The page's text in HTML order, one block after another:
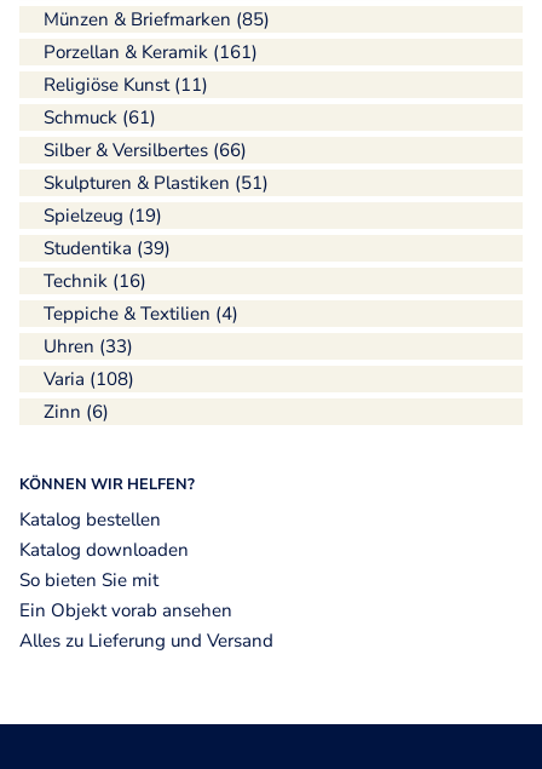
Münzen & Briefmarken (85)
Porzellan & Keramik (161)
Religiöse Kunst (11)
Schmuck (61)
Silber & Versilbertes (66)
Skulpturen & Plastiken (51)
Spielzeug (19)
Studentika (39)
Technik (16)
Teppiche & Textilien (4)
Uhren (33)
Varia (108)
Zinn (6)
KÖNNEN WIR HELFEN?
Katalog bestellen
Katalog downloaden
So bieten Sie mit
Ein Objekt vorab ansehen
Alles zu Lieferung und Versand